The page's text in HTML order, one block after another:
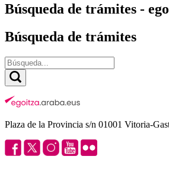
Búsqueda de trámites -
Búsqueda de trámites
Plaza de la Provincia s/n 01001 Vitoria-